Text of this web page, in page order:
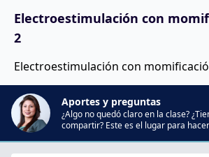
Electroestimulación con
2
Electroestimulación con
Aportes y preguntas
¿Algo no quedó claro en la clase?
compartir? Este es el lugar para